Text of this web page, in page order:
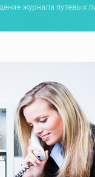
журнала путевых